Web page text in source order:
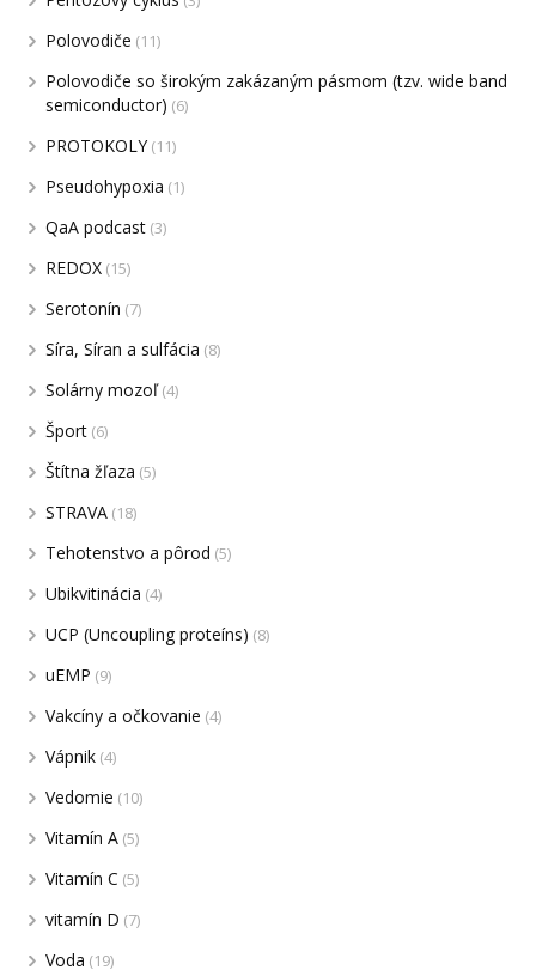
Polovodiče (11)
Polovodiče so širokým zakázaným pásmom (tzv. wide band
semiconductor) (6)
PROTOKOLY(11)
Pseudohypoxia (1)
QaA podcast (3)
REDOX (15)
Serotonín (7)
Síra, Síran a sulfácia (8)
Solárny mozoľ(4)
Šport (6)
Štítna žľaza (5)
STRAVA (18)
Tehotenstvo a pôrod (5)
Ubikvitinácia (4)
UCP (Uncoupling proteíns) (8)
uEMP (9)
Vakcíny a očkovanie (4)
Vápnik (4)
Vedomie (10)
Vitamín A (5)
Vitamín C (5)
vitamín D (7)
Voda (19)